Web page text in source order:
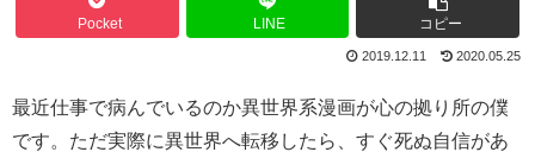
Pocket LINE コピー
2020.05.25
2019.12.11
最近仕事で病んでいるのか異世界系漫画が心の拠り所の僕
です。ただ実際に異世界へ転移したら、すぐ死ぬ自信があ